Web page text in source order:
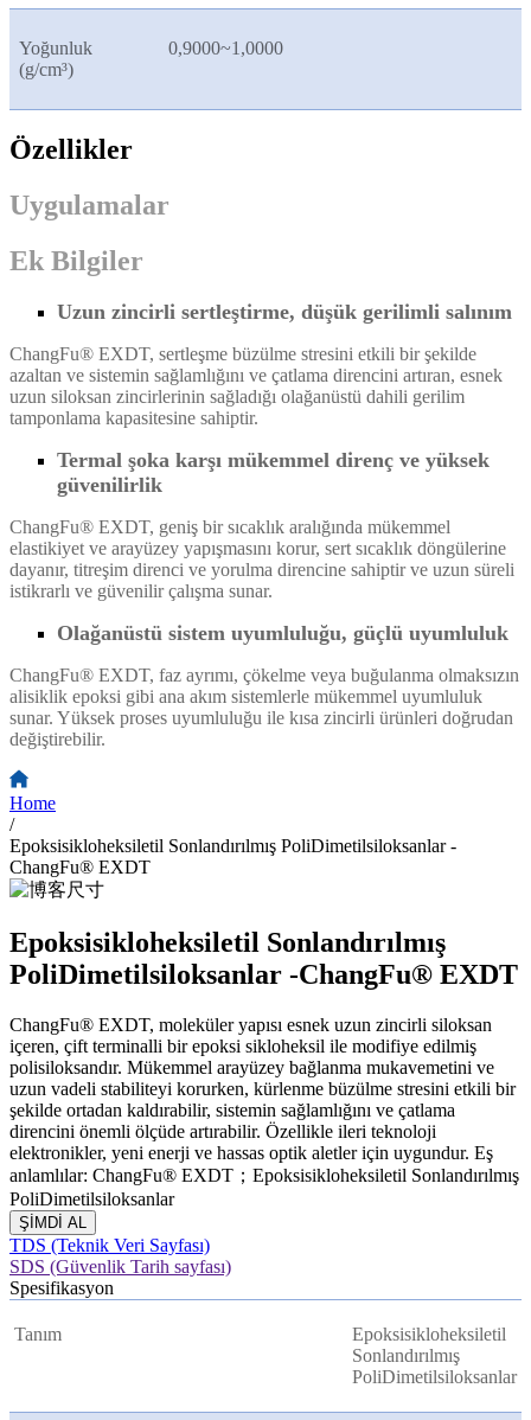
Yoğunluk
(g/cm³)
0,9000~1,0000
Özellikler
Uygulamalar
Ek Bilgiler
Uzun zincirli sertleştirme, düşük gerilimli salınım
ChangFu® EXDT, sertleşme büzülme stresini etkili bir şekilde
azaltan ve sistemin sağlamlığını ve çatlama direncini artıran, esnek
uzun siloksan zincirlerinin sağladığı olağanüstü dahili gerilim
tamponlama kapasitesine sahiptir.
Termal şoka karşı mükemmel direnç ve yüksek
güvenilirlik
ChangFu® EXDT, geniş bir sıcaklık aralığında mükemmel
elastikiyet ve arayüzey yapışmasını korur, sert sıcaklık döngülerine
dayanır, titreşim direnci ve yorulma direncine sahiptir ve uzun süreli
istikrarlı ve güvenilir çalışma sunar.
Olağanüstü sistem uyumluluğu, güçlü uyumluluk
ChangFu® EXDT, faz ayrımı, çökelme veya buğulanma olmaksızın
alisiklik epoksi gibi ana akım sistemlerle mükemmel uyumluluk
sunar. Yüksek proses uyumluluğu ile kısa zincirli ürünleri doğrudan
değiştirebilir.
Home
/
Epoksisikloheksiletil Sonlandırılmış PoliDimetilsiloksanlar -
ChangFu® EXDT
Epoksisikloheksiletil Sonlandırılmış
PoliDimetilsiloksanlar -ChangFu® EXDT
ChangFu® EXDT, moleküler yapısı esnek uzun zincirli siloksan
içeren, çift terminalli bir epoksi sikloheksil ile modifiye edilmiş
polisiloksandır. Mükemmel arayüzey bağlanma mukavemetini ve
uzun vadeli stabiliteyi korurken, kürlenme büzülme stresini etkili bir
şekilde ortadan kaldırabilir, sistemin sağlamlığını ve çatlama
direncini önemli ölçüde artırabilir. Özellikle ileri teknoloji
elektronikler, yeni enerji ve hassas optik aletler için uygundur. Eş
anlamlılar: ChangFu® EXDT；Epoksisikloheksiletil Sonlandırılmış
PoliDimetilsiloksanlar
ŞİMDİ AL
TDS (Teknik Veri Sayfası)
SDS (Güvenlik Tarih sayfası)
Spesifikasyon
Tanım
Epoksisikloheksiletil
Sonlandırılmış
PoliDimetilsiloksanlar